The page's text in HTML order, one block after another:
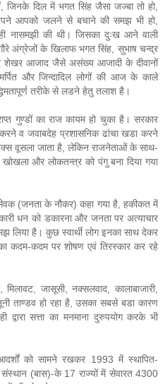
जिनके दिल में भगत सिंह जैसा जज्बा तो हो,
आपको जलने से बचाने की समझ भी हो,
नासमझी की थी। जिसका दुःख आने वाली
अंग्रेजों के खिलाफ भगत सिंह, सुभाष चन्द्र
शेखर आजाद जैसे असंख्य आजादी के दीवानों
और जिन्दादिल लोगों की आज के काले
तरीके से लडने हेतु तलाश है।
गुण्डों का राज कायम हो चुका है। सरकार
करने व जवाबदेह प्रशासनिक ढांचा खडा करने
वूसला जाता है, लेकिन राजनेताओं के साथ-
और लोकतन्त्र को पंगु बना दिया गया
(जनता के नौकर) कहा गया है, हकीकत में
धन को डकारना और जनता पर अत्याचार
लिया है। कुछ स्वार्थी लोग इनका साथ देकर
कदम-कदम पर शोषण एवं तिरस्कार कर रहे
जासूसी, नक्सलवाद, कालाबाजारी,
ताण्डव हो रहा है, उसका सबसे बडा कारण
सत्ता का मनमाना दुरुपयोग करके भी
को सामने रखकर 1993 में स्थापित-
संस्थान (बास)-के 17 राज्यों में सेवारत 4300